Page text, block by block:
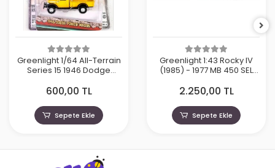
Greenlight 1/64 All-Terrain
Series 15 1946 Dodge
600,00 TL
Sepete Ekle
Greenlight 1:43 Rocky IV
(1985) - 1977 MB 450 SEL
2.250,00 TL
Sepete Ekle